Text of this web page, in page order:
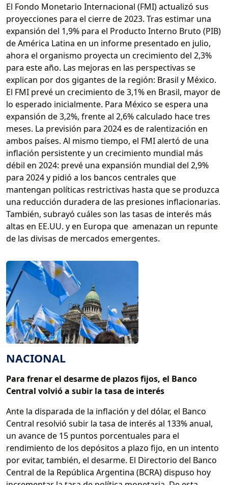
El Fondo Monetario Internacional (FMI) actualizó sus
proyecciones para el cierre de 2023. Tras estimar una
expansión del 1,9% para el Producto Interno Bruto (PIB)
de América Latina en un informe presentado en julio,
ahora el organismo proyecta un crecimiento del 2,3%
para este año. Las mejoras en las perspectivas se
explican por dos gigantes de la región: Brasil y México.
El FMI prevé un crecimiento de 3,1% en Brasil, mayor de
lo esperado inicialmente. Para México se espera una
expansión de 3,2%, frente al 2,6% calculado hace tres
meses. La previsión para 2024 es de ralentización en
ambos países. Al mismo tiempo, el FMI alertó de una
inflación persistente y un crecimiento mundial más
débil en 2024: prevé una expansión mundial del 2,9%
para 2024 y pidió a los bancos centrales que
mantengan políticas restrictivas hasta que se produzca
una reducción duradera de las presiones inflacionarias.
También, subrayó cuáles son las tasas de interés más
altas en EE.UU. y en Europa que amenazan un repunte
de las divisas de mercados emergentes.
NACIONAL
Para frenar el desarme de plazos fijos, el Banco
Central volvió a subir la tasa de interés
Ante la disparada de la inflación y del dólar, el Banco
Central resolvió subir la tasa de interés al 133% anual,
un avance de 15 puntos porcentuales para el
rendimiento de los depósitos a plazo fijo, en un intento
por evitar, también, el desarme. El Directorio del Banco
Central de la República Argentina (BCRA) dispuso hoy